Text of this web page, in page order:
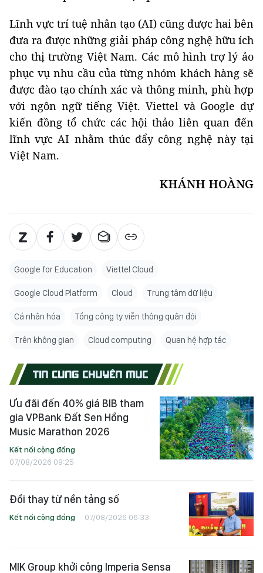
Lĩnh vực trí tuệ nhân tạo (AI) cũng được hai bên
đưa ra được những giải pháp công nghệ hữu ích
cho thị trường Việt Nam. Các mô hình trợ lý ảo
phục vụ nhu cầu của từng nhóm khách hàng sẽ
được đào tạo chính xác và thông minh, phù hợp
với ngôn ngữ tiếng Việt. Viettel và Google dự
kiến đồng tổ chức các hội thảo liên quan đến
lĩnh vực AI nhằm thúc đẩy công nghệ này tại
Việt Nam.
KHÁNH HOÀNG
Google for Education Viettel Cloud
Google Cloud Platform Cloud Trung tâm dữ liệu
Cá nhân hóa Tổng công ty viễn thông quân đội
Trên không gian Cloud computing Quan hệ hợp tác
TIN CÙNG CHUYÊN MỤC
Ưu đãi đến 40% giá BIB tham
gia VPBank Đất Sen Hồng
Music Marathon 2026
Kết nối cộng đồng
07/08/2026 09:25
Đổi thay từ nền tảng số
Kết nối cộng đồng 07/08/2026 06:33
MIK Group khởi công Imperia Sensa